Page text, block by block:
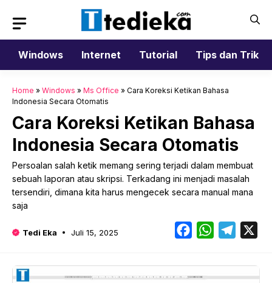
isi
Windows
Internet Tutorial Tips dan Trik
Home » Windows » Ms Office » Cara Koreksi Ketikan Bahasa
Indonesia Secara Otomatis
Cara Koreksi Ketikan Bahasa
Indonesia Secara Otomatis
Persoalan salah ketik memang sering terjadi dalam membuat
sebuah laporan atau skripsi. Terkadang ini menjadi masalah
tersendiri, dimana kita harus mengecek secara manual mana
saja
Tedi Eka Juli 15, 2025 FacebookWhatsApp